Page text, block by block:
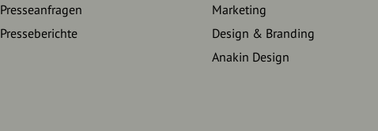
Presseanfragen
Presseberichte
Marketing
Design & Branding
Anakin Design